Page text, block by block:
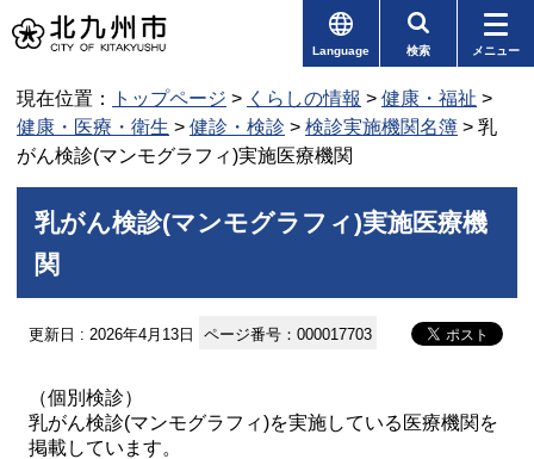
Language 検索 メニュー
現在位置： トップページ > くらしの情報 > 健康・福祉 >
健康・医療・衛生 > 健診・検診 > 検診実施機関名簿 > 乳
がん検診(マンモグラフィ)実施医療機関
乳がん検診(マンモグラフィ)実施医療機
関
更新日 : 2026年4月13日 ページ番号：000017703
（個別検診）
乳がん検診(マンモグラフィ)を実施している医療機関を
掲載しています。